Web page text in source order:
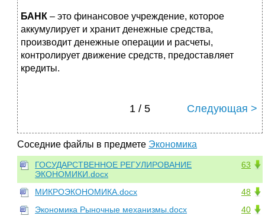
БАНК – это финансовое учреждение, которое
аккумулирует и хранит денежные средства,
производит денежные операции и расчеты,
контролирует движение средств, предоставляет
кредиты.
1 / 5 Следующая >
Соседние файлы в предмете Экономика
63
ГОСУДАРСТВЕННОЕ РЕГУЛИРОВАНИЕ
ЭКОНОМИКИ.docx
48
МИКРОЭКОНОМИКА.docx
40
Экономика Рыночные механизмы.docx